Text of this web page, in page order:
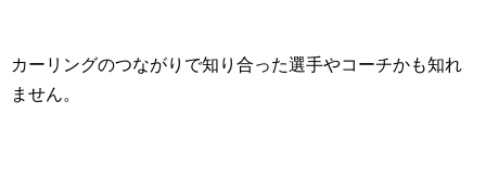
カーリングのつながりで知り合った選手やコーチかも知れ
ません。